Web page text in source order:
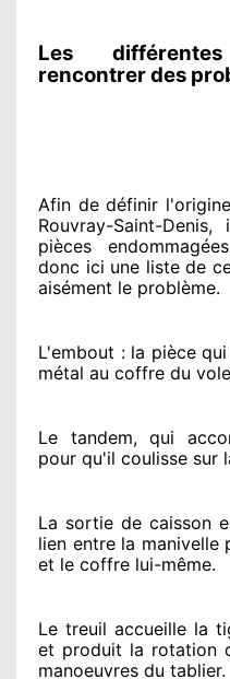
Les
rencontrer des
Afin de définir l'origine
Rouvray-Saint-
pièces endommagées
donc ici une liste de
aisément le problème.
L'embout : la pièce
métal au coffre du
Le tandem, qui
pour qu'il coulisse sur
La sortie de caisson
lien entre la manivelle
et le coffre lui-même.
Le treuil accueille la
et produit la rotation
manoeuvres du tablier.